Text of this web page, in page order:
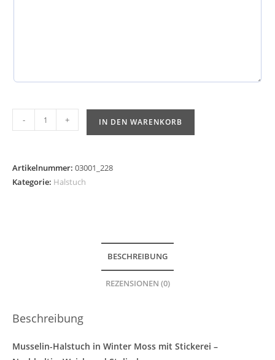
- + IN DEN WARENKORB
Artikelnummer: 03001_228
Kategorie: Halstuch
BESCHREIBUNG
REZENSIONEN (0)
Beschreibung
Musselin-Halstuch in Winter Moss mit Stickerei –